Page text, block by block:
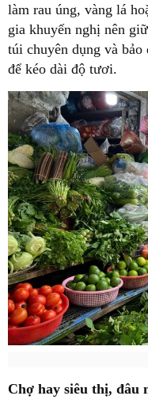
làm rau úng, vàng lá
gia khuyến nghị nên
túi chuyên dụng và bảo
để kéo dài độ tươi.
Chợ hay siêu thị, đâu